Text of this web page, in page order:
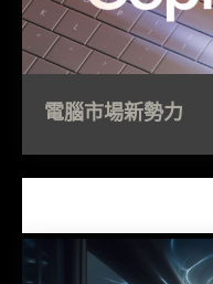
電腦市場新勢力